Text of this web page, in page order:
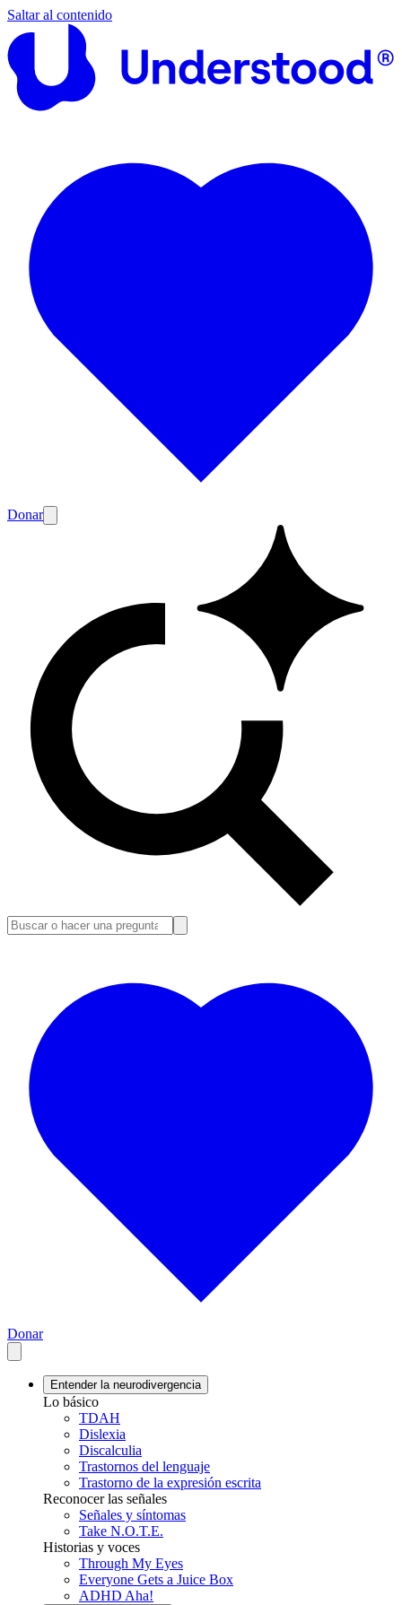
Saltar al contenido
Donar
Donar
Entender la neurodivergencia
Lo básico
TDAH
Dislexia
Discalculia
Trastornos del lenguaje
Trastorno de la expresión escrita
Reconocer las señales
Señales y síntomas
Take N.O.T.E.
Historias y voces
Through My Eyes
Everyone Gets a Juice Box
ADHD Aha!